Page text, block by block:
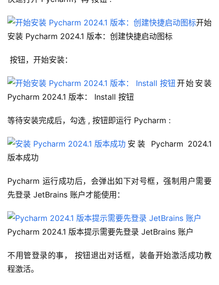
开始
安装 Pycharm 2024.1 版本：创建快捷启动图标
按钮，开始安装：
开始安装
Pycharm 2024.1 版本： Install 按钮
等待安装完成后，勾选 , 按钮即运行 Pycharm :
安装 Pycharm 2024.1
版本成功
Pycharm 运行成功后，会弹出如下对号框，强制用户需要
先登录 JetBrains 账户才能使用：
Pycharm 2024.1 版本提示需要先登录 JetBrains 账户
不用管登录的事， 按钮退出对话框，装备开始激活成功教
程激活。